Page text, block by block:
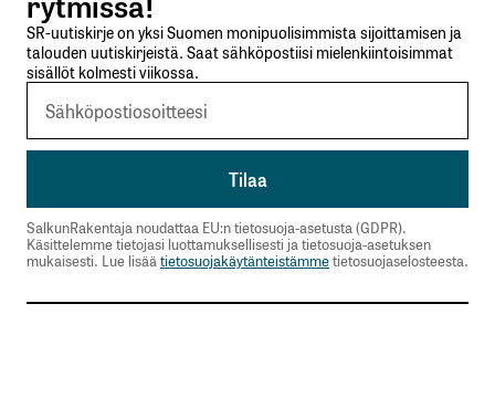
SR-uutiskirje on yksi Suomen monipuolisimmista sijoittamisen ja
talouden uutiskirjeistä. Saat sähköpostiisi mielenkiintoisimmat
sisällöt kolmesti viikossa.
SalkunRakentaja noudattaa EU:n tietosuoja-asetusta (GDPR).
Käsittelemme tietojasi luottamuksellisesti ja tietosuoja-asetuksen
mukaisesti. Lue lisäätietosuojakäytänteistämmetietosuojaselosteesta.